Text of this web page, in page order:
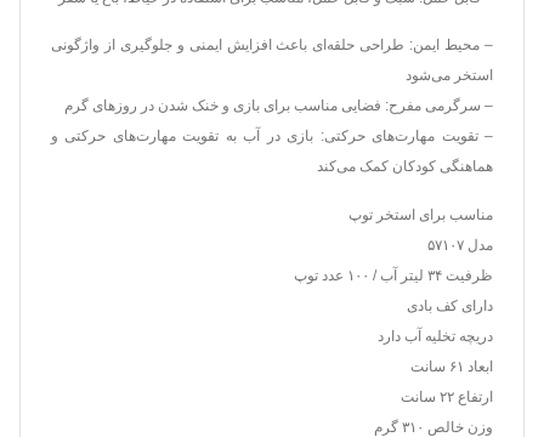
– محیط ایمن: طراحی حلقه‌ای باعث افزایش ایمنی و جلوگیری از واژگونی
استخر می‌شود
– سرگرمی مفرح: فضایی مناسب برای بازی و خنک شدن در روزهای گرم
– تقویت مهارت‌های حرکتی: بازی در آب به تقویت مهارت‌های حرکتی و
هماهنگی کودکان کمک می‌کند
مناسب برای استخر توپ
مدل ۵۷۱۰۷
ظرفیت ۳۴ لیتر آب / ۱۰۰ عدد توپ
دارای کف بادی
دریچه تخلیه آب دارد
ابعاد ۶۱ سانت
ارتفاع ۲۲ سانت
وزن خالص ۳۱۰ گرم